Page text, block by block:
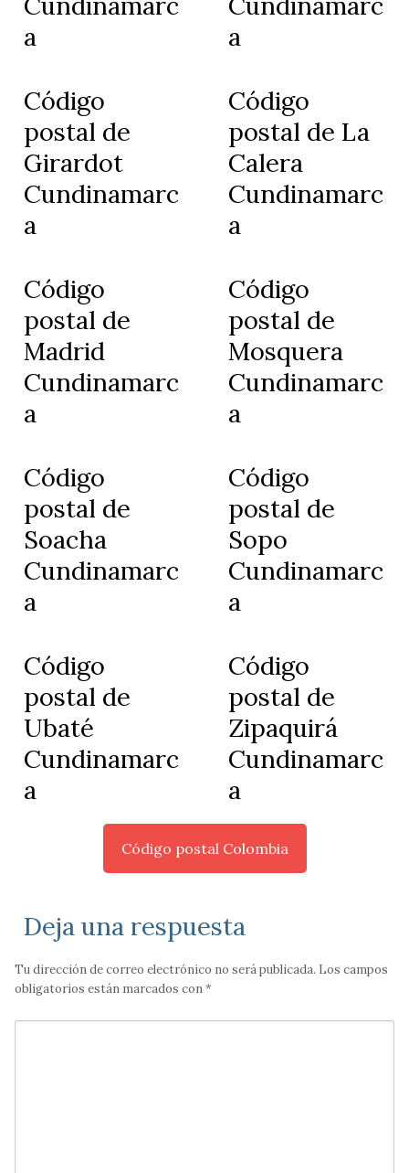
a
a
Código
postal de
Girardot
Cundinamarc
a
Código
postal de La
Calera
Cundinamarc
a
Código
postal de
Madrid
Cundinamarc
a
Código
postal de
Mosquera
Cundinamarc
a
Código
postal de
Soacha
Cundinamarc
a
Código
postal de
Sopo
Cundinamarc
a
Código
postal de
Ubaté
Cundinamarc
a
Código
postal de
Zipaquirá
Cundinamarc
a
Código postal Colombia
Deja una respuesta
Tu dirección de correo electrónico no será publicada. Los campos
obligatorios están marcados con*